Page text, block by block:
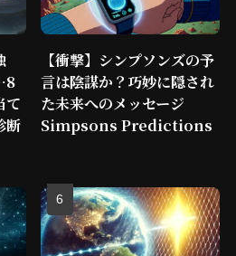
て
断
【衝撃】シンプソンズの予
言は陰謀か？巧妙に隠され
た未来へのメッセージ
Simpsons Predictions